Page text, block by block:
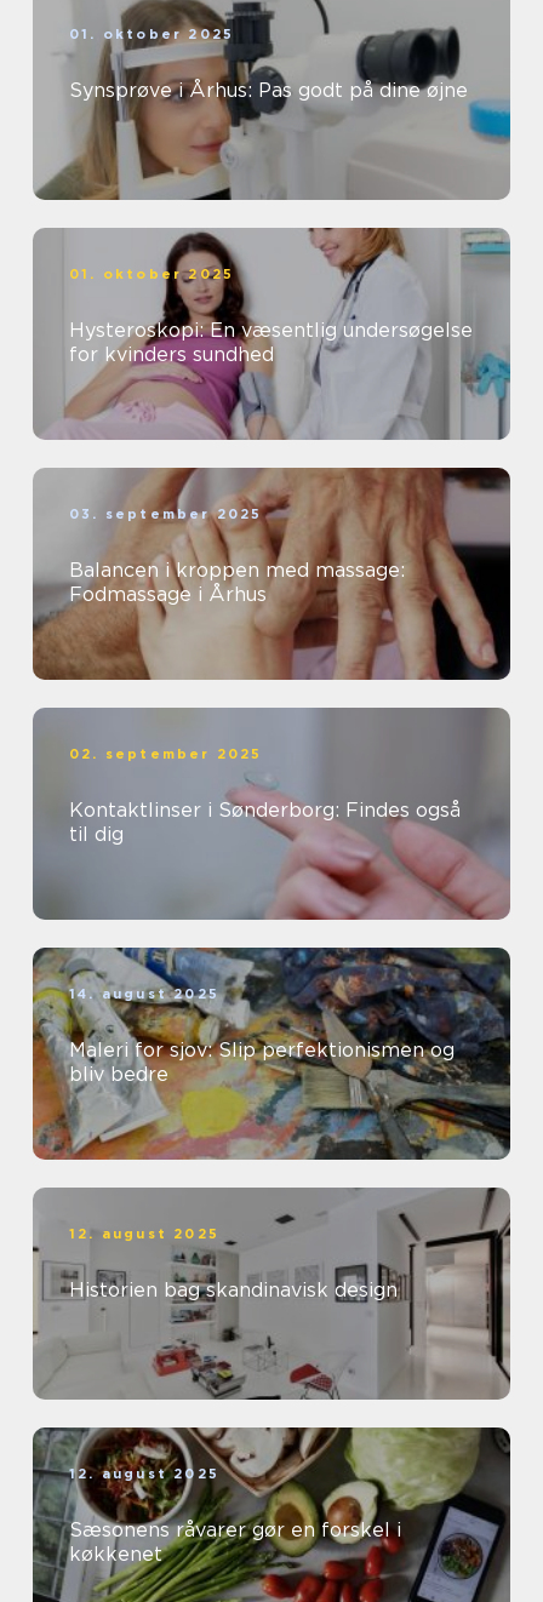
01. oktober 2025
Synsprøve i Århus: Pas godt på dine øjne
01. oktober 2025
Hysteroskopi: En væsentlig undersøgelse
for kvinders sundhed
03. september 2025
Balancen i kroppen med massage:
Fodmassage i Århus
02. september 2025
Kontaktlinser i Sønderborg: Findes også
til dig
14. august 2025
Maleri for sjov: Slip perfektionismen og
bliv bedre
12. august 2025
Historien bag skandinavisk design
12. august 2025
Sæsonens råvarer gør en forskel i
køkkenet